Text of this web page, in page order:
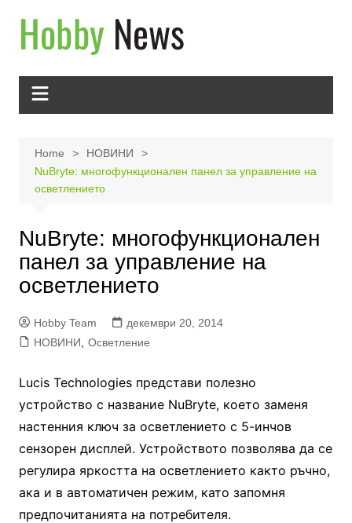
content
Home
НОВИНИ
NuBryte: многофункционален панел за управление на
осветлението
NuBryte: многофункционален
панел за управление на
осветлението
Hobby Team
декември 20, 2014
НОВИНИ
Осветление
Lucis Technologies представи полезно
устройство с название NuBryte, което заменя
настенния ключ за осветлението с 5-инчов
сензорен дисплей. Устройството позволява да се
регулира яркостта на осветлението както ръчно,
ака и в автоматичен режим, като запомня
предпочитанията на потребителя.